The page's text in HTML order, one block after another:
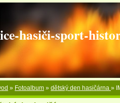
hasiči-sport-
» Fotoalbum » dětský den hasičárna »